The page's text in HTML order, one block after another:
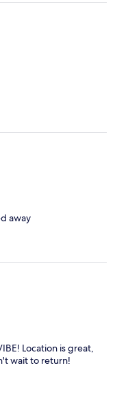
It felt safe and
If you go- spend
Would be fantastic
away
Location is great,
wait to return!